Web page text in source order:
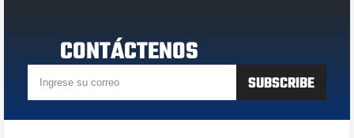
CONTÁCTENOS